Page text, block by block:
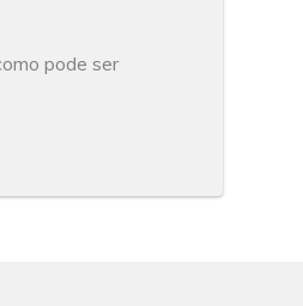
pode ser